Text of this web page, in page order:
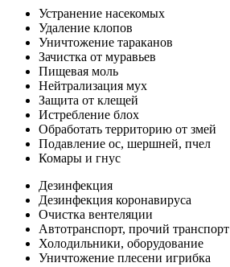
Устранение насекомых
Удаление клопов
Уничтожение тараканов
Зачистка от муравьев
Пищевая моль
Нейтрализация мух
Защита от клещей
Истребление блох
Обработать территорию от змей
Подавление ос, шершней, пчел
Комары и гнус
Дезинфекция
Дезинфекция коронавируса
Очистка вентеляции
Автотранспорт, прочий транспорт
Холодильники, оборудование
Уничтожение плесени игрибка